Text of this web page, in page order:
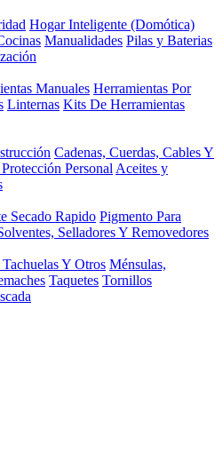
Hogar Inteligente (Domótica)
Manualidades Pilas y Baterias
Manuales Herramientas Por
Linternas Kits De Herramientas
Cadenas, Cuerdas, Cables Y
Personal Aceites y
Secado Rapido Pigmento Para
Selladores Y Removedores
Y Otros Ménsulas,
Taquetes Tornillos